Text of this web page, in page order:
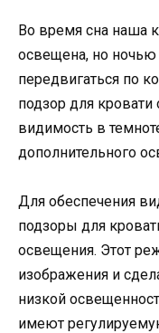
Во время сна наша
освещена, но ночью
передвигаться по
подзор для
видимость в
дополнительного
Для обеспечения
подзоры для
освещения. Этот
изображения и
низкой
имеют